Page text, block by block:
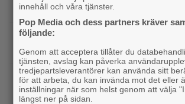
dag för alla ”Grand Theft Auto”-fans
Prime Video
succé på Prime Video just nu
Harry Potter |Harry Potter-fans får
kronor för nya Lego-setet
innehåll och våra tjänster.
Pop Media och dess partners kräver
följande:
Genom att acceptera tillåter du
tjänsten, avslag kan påverka
tredjepartsleverantörer kan använda sitt
för att arbeta, du kan invända mot det eller
inställningar när som helst genom att välja
längst ner på sidan.